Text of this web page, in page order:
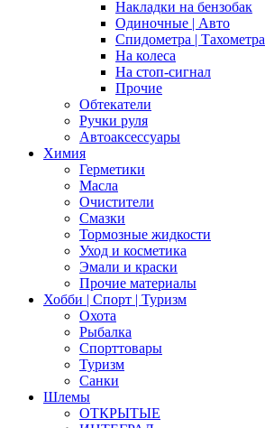
Накладки на бензобак
Одиночные | Авто
Спидометра | Тахометра
На колеса
На стоп-сигнал
Прочие
Обтекатели
Ручки руля
Автоаксессуары
Химия
Герметики
Масла
Очистители
Смазки
Тормозные жидкости
Уход и косметика
Эмали и краски
Прочие материалы
Хобби | Cпорт | Туризм
Охота
Рыбалка
Спорттовары
Туризм
Санки
Шлемы
ОТКРЫТЫЕ